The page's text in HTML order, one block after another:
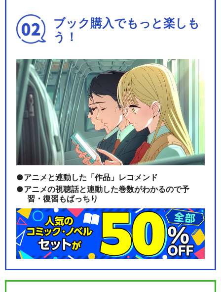
ブック購入でもっと楽しも
う！
アニメと連動した「作品」レコメンド
アニメの視聴話と連動した巻数がわかるので予
習・復習もばっちり